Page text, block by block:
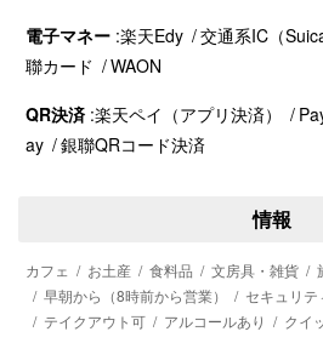
電子マネー 楽天Edy 交通系IC（
聯カード
WAON
QR決済 楽天ペイ（アプリ決済）
ay
銀聯QRコード決済
情報
カフェ お土産 食料品 文房具・雑貨
早朝から（8時前から営業）
セキュリテ
テイクアウト可
アルコールあり クイ